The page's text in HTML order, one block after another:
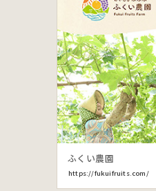
ふくい農園
https://fukuifruits.com/